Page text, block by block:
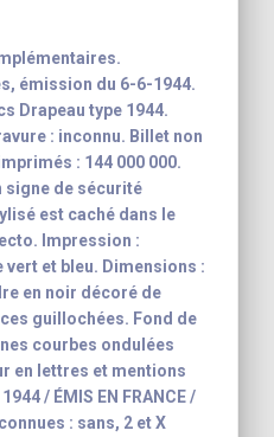
émission du 6-6-1944.
Drapeau type 1944.
: inconnu. Billet non
: 144 000 000.
signe de sécurité
est caché dans le
Impression :
et bleu. Dimensions :
en noir décoré de
guillochées. Fond de
courbes ondulées
en lettres et mentions
/ ÉMIS EN FRANCE /
: sans, 2 et X